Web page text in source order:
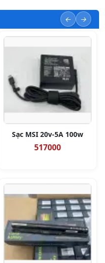
Sạc MSI 20v-5A 100w
517000